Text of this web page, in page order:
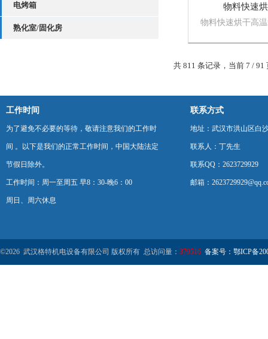
电烤箱
熟化室/固化房
物料快速
物料快速烘干高
设备。它广泛应
多个领域。
共 811 条记录，当前 7 /
工作时间
为了避免不必要的等待，敬请注意我们的工作时
间 。以下是我们的正常工作时间，中国大陆法定
节假日除外。
工作时间：周一至周五 早8：30-晚6：00
周日、周六休息
联系方式
地址：武汉市洪山区白
联系人：丁先生
联系QQ：2623729929
邮箱：
©2026 武汉格特机电设备有限公司 版权所有 总访问量： 379516 备案号：鄂ICP备